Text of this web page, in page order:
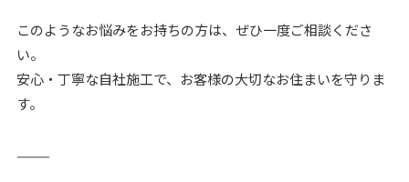
このようなお悩みをお持ちの方は、ぜひ一度ご相談くださ
い。
安心・丁寧な自社施工で、お客様の大切なお住まいを守りま
す。
⸻